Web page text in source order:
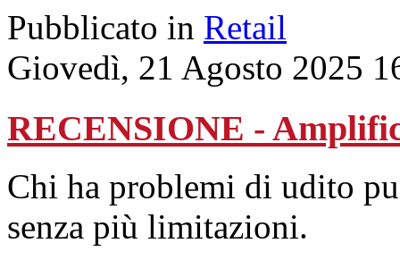
Pubblicato in Retail
Giovedì, 21 Agosto 2025
RECENSIONE -
Chi ha problemi di udito
senza più limitazioni.